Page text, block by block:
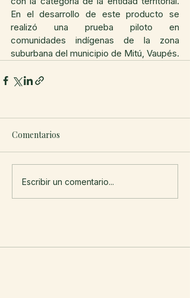
En el desarrollo de este producto se
realizó una prueba piloto en
comunidades indígenas de la zona
suburbana del municipio de Mitú, Vaupés.
Comentarios
Escribir un comentario...